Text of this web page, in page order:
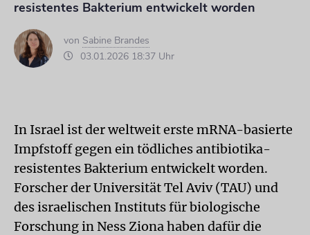
resistentes Bakterium entwickelt worden
von Sabine Brandes
03.01.2026 18:37 Uhr
In Israel ist der weltweit erste mRNA-basierte
Impfstoff gegen ein tödliches antibiotika-
resistentes Bakterium entwickelt worden.
Forscher der Universität Tel Aviv (TAU) und
des israelischen Instituts für biologische
Forschung in Ness Ziona haben dafür die